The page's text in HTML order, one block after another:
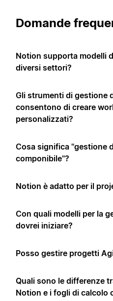
Domande
Notion supporta modelli
diversi settori?
Gli strumenti di gestione
consentono di creare
personalizzati?
Cosa significa "gestione
componibile"?
Notion è adatto per il
Con quali modelli per la
dovrei iniziare?
Posso gestire progetti
Quali sono le differenze
Notion e i fogli di calcolo